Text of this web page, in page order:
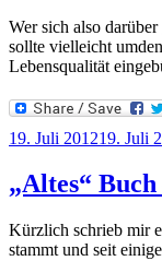
Wer sich also
sollte vielleicht
Lebensqualität
Veröffentlicht
19. Juli 201219. Juli
„Altes“
Kürzlich schrieb mir
stammt und seit